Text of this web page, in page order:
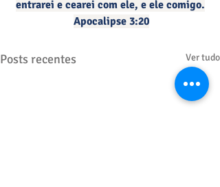
entrarei e cearei com ele, e ele comigo.
Apocalipse 3:20
Posts recentes Ver tudo